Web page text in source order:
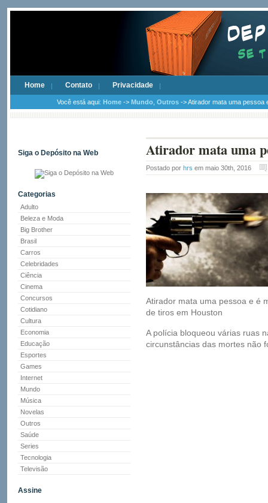
Home Contato Privacidade
Você está aqui: Home -> Mundo Outros -> Atirador mata uma
Siga o Depósito na Web
Categorias
Adulto
Beleza e Moda
Big Brother
Brasil
Carros
Celebridades
Ciência
Cinema
Concursos
Cotidiano
Cultura
Economia
Educação
Esportes
Games
Internet
Mundo
Música
Novelas
Outros
Saúde
Series
Tecnologia
Televisão
Assine
Atirador mata uma
Postado por hrs em maio 30th, 2016
Atirador mata uma pessoa e é
de tiros em Houston
A polícia bloqueou várias ruas
circunstâncias das mortes não